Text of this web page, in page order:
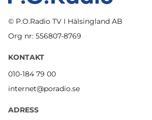
© P.O.Radio TV I Hälsingland AB
Org nr: 556807-8769
KONTAKT
010-184 79 00
internet@poradio.se
ADRESS